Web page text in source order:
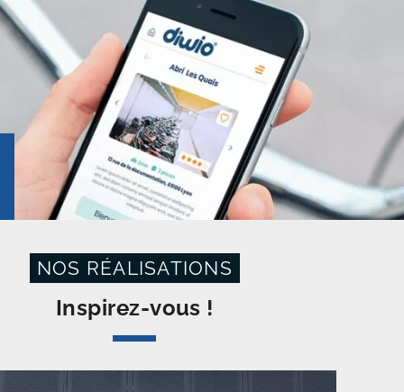
NOS RÉALISATIONS
Inspirez-vous !